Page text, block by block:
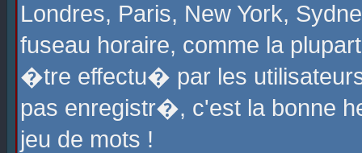
Londres, Paris, New York,
fuseau horaire, comme la
�tre effectu� par les
pas enregistr�, c'est la bonne
jeu de mots !